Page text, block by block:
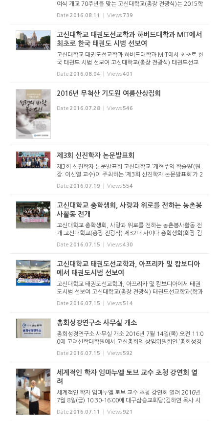
여식 개교 70주년을 맞는 고신대학교(총장 전광식)는 2015학
년도 후기 학위 및 하형록 회장 명예선교학박사수여식을 8월
11일(목) 오전 10시 30분 영도캠퍼스 예음관에서 거행했다.
Date 2016.08.11 Views 739
고신대학교 태권도선교학과 하버드대학과 MIT에서
최초로 한국 태권도 시범 선보여
고신대학교 태권도선교학과 하버드대학과 MIT에서 최초로 한
국 태권도 시범 선보여 고신대학교(총장 전광식) 태권도선교
학과(학과장 이정기) 선수단은 지난 7월 21(목) ~ 28일(목)까
지 미국 중심부인 뉴욕 맨하탄과 보스톤을 순회하며 지난 130
Date 2016.08.04 Views401
2016년 무척산 기도원 여름산상집회
Date 2016.07.28 Views 546
제3회 신진학자 논문발표회
제3회 신진학자 논문발표회 고신대학교 ‘개혁주의 학술원’(원
장: 이신열 교수)이 주최하는 ‘제3회 신진학자 논문발표회’가 2
016년 7월 18일(월) 오후 2시부터 5시까지 대구 산성교회당
(담임목사: 황원하)에서 열렸다. 원장 이신열 교수의 사회와 인
Date 2016.07.19 Views 554
고신대학교 총학생회, 사랑과 위로를 전하는 농촌봉
사활동 전개
고신대학교 총학생회, 사랑과 위로를 전하는 농촌봉사활동 전
개 고신대학교(총장 전광식) 제32대 사이다 총학생회(회장 김
에녹)는 6월 27일(월) ~ 7월 1일(금) 4박 5일 일정으로 합천
횡보마을에서 ‘고신농활101’ 농촌봉사활동을 진행했다. 고신
Date 2016.07.15 Views430
고신대학교 태권도선교학과, 아프리카 및 캄보디아
에서 태권도시범 선보여
고신대학교 태권도선교학과, 아프리카 및 캄보디아에서 태권
도시범 선보여 고신대학교(총장 전광식) 태권도선교학과(학과
장 이정기) 학생들은 여름방학을 맞아 6월 21일(화) ~ 7월 4
일(월)동안 아프리카 우간다와 케냐, 캄보디아에서 태권도시
Date 2016.07.15 Views 514
총회성경연구소 사무실 개소
총회성경연구소 사무실 개소 2016년 7월 14일(목) 오전 11:0
0에 고려신학대학원에서 고신총회의 상임위원회인 ‘총회성경
연구소’ 사무실 개소식이 있었다. 이번 사무실 개소식은 고려
신학대학원에서 사무실을 제공해 주어서 가능했다(도서관 4
Date 2016.07.15 Views 592
세계적인 학자 임마누엘 토브 교수 초청 강연회 열
려
세계적인 학자 임마누엘 토브 교수 초청 강연회 열려 2016년
7월 8일(금) 10:30-16:00에 대구삼승교회당(김하연 목사 시
무)에서는 사해사본과 70인역의 세계적인 권위자 임마누엘 토
브 교수(히브리 대학교) 초청 강연회가 열렸다. 이 모임은 고신
Date 2016.07.11 Views 921